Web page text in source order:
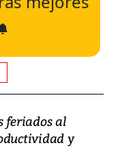
feriados al
y